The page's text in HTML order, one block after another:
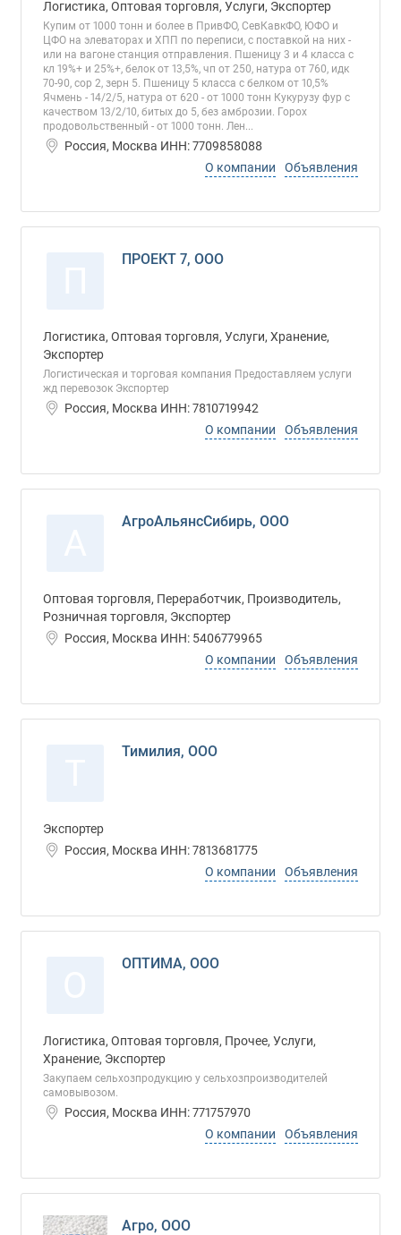
Логистика, Оптовая торговля, Услуги, Экспортер
Купим от 1000 тонн и более в ПривФО, СевКавкФО, ЮФО и
ЦФО на элеваторах и ХПП по переписи, с поставкой на них -
или на вагоне станция отправления. Пшеницу 3 и 4 класса с
кл 19%+ и 25%+, белок от 13,5%, чп от 250, натура от 760, идк
70-90, сор 2, зерн 5. Пшеницу 5 класса с белком от 10,5%
Ячмень - 14/2/5, натура от 620 - от 1000 тонн Кукурузу фур с
качеством 13/2/10, битых до 5, без амброзии. Горох
продовольственный - от 1000 тонн. Лен...
Россия, Москва ИНН: 7709858088
О компании
Объявления
ПРОЕКТ 7, ООО
Логистика, Оптовая торговля, Услуги, Хранение,
Экспортер
Логистическая и торговая компания Предоставляем услуги
жд перевозок Экспортер
Россия, Москва ИНН: 7810719942
О компании
Объявления
АгроАльянсСибирь, ООО
Оптовая торговля, Переработчик, Производитель,
Розничная торговля, Экспортер
Россия, Москва ИНН: 5406779965
О компании
Объявления
Тимилия, ООО
Экспортер
Россия, Москва ИНН: 7813681775
О компании
Объявления
ОПТИМА, ООО
Логистика, Оптовая торговля, Прочее, Услуги,
Хранение, Экспортер
Закупаем сельхозпродукцию у сельхозпроизводителей
самовывозом.
Россия, Москва ИНН: 771757970
О компании
Объявления
Агро, ООО